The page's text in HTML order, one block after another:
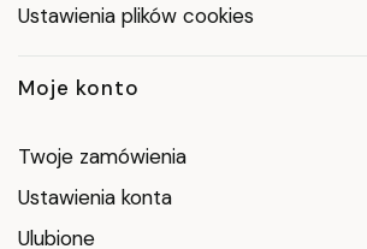
Ustawienia plików cookies
Moje konto
Twoje zamówienia
Ustawienia konta
Ulubione